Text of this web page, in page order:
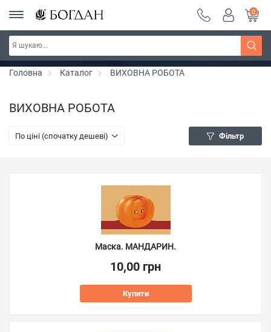
Серія "Чейзіана" ~ знижка 20%
0
Головна Каталог ВИХОВНА РОБОТА
ВИХОВНА РОБОТА
По ціні (спочатку дешеві) Фільтр
Маска. МАНДАРИН.
10,00 грн
Купити